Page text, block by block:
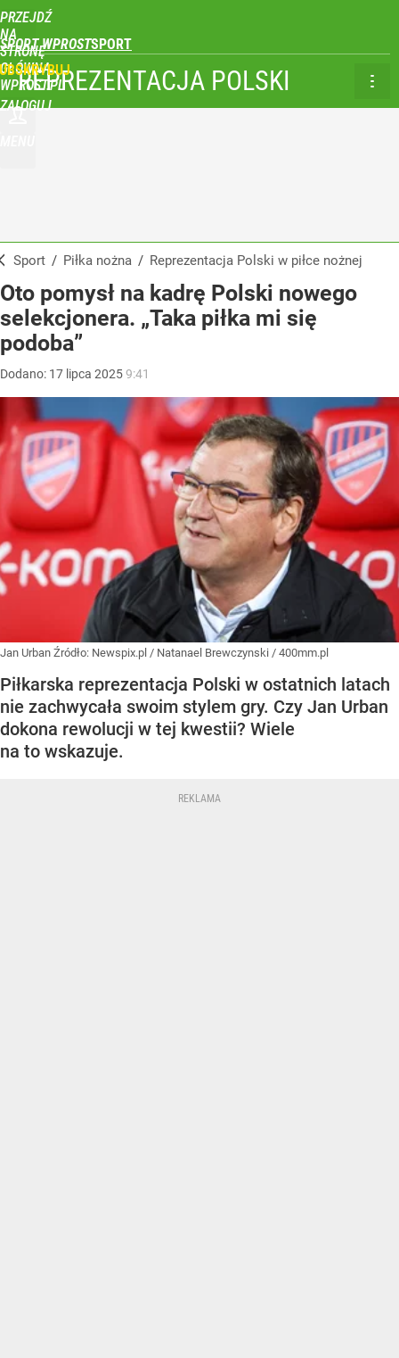
PRZEJDŹ
NA
STRONĘ
GŁÓWNĄ
WPROST.PL
SPORT WPROST
ZALOGUJ
REPREZENTACJA POLSKI
Sport / Piłka nożna / Reprezentacja Polski w piłce nożnej
Oto pomysł na kadrę Polski nowego
selekcjonera. „Taka piłka mi się
podoba”
Dodano: 17 lipca 20259:41
Jan Urban Źródło: Newspix.pl / Natanael Brewczynski / 400mm.pl
Piłkarska reprezentacja Polski w ostatnich latach
nie zachwycała swoim stylem gry. Czy Jan Urban
dokona rewolucji w tej kwestii? Wiele
na to wskazuje.